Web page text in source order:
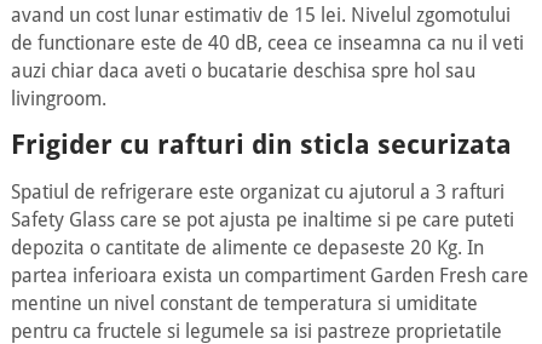
avand un cost lunar estimativ de 15 lei. Nivelul zgomotului
de functionare este de 40 dB, ceea ce inseamna ca nu il veti
auzi chiar daca aveti o bucatarie deschisa spre hol sau
livingroom.
Frigider cu rafturi din sticla securizata
Spatiul de refrigerare este organizat cu ajutorul a 3 rafturi
Safety Glass care se pot ajusta pe inaltime si pe care puteti
depozita o cantitate de alimente ce depaseste 20 Kg. In
partea inferioara exista un compartiment Garden Fresh care
mentine un nivel constant de temperatura si umiditate
pentru ca fructele si legumele sa isi pastreze proprietatile